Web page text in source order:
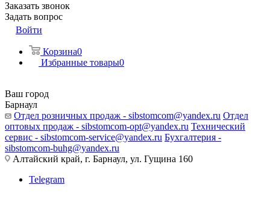
Заказать звонок
Задать вопрос
Войти
Корзина0
Избранные товары0
Ваш город
Барнаул
Отдел розничных продаж - sibstomcom@yandex.ru Отдел
оптовых продаж - sibstomcom-opt@yandex.ru Технический
сервис - sibstomcom-service@yandex.ru Бухгалтерия -
sibstomcom-buhg@yandex.ru
Алтайский край, г. Барнаул, ул. Гущина 160
Telegram